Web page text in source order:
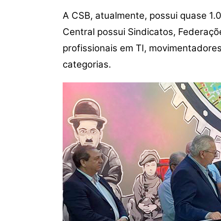
A CSB, atualmente, possui quase
Central possui Sindicatos,
profissionais em TI,
categorias.